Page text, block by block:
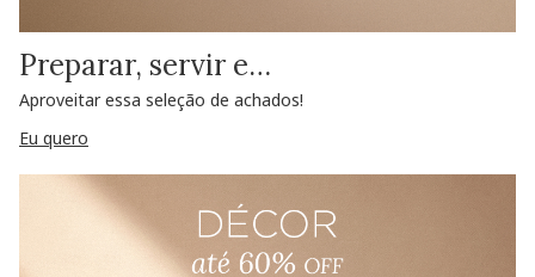
Preparar, servir e…
Aproveitar essa seleção de achados!
Eu quero